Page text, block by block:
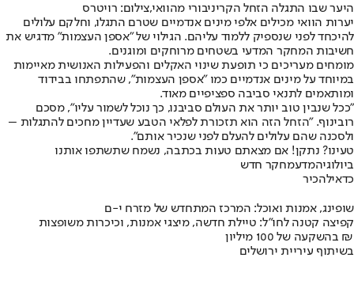
היער שבו התגלה הזחל הקריניבורי מהוואי,צילום: רויטרס
יערות הוואי מכילים אלפי מינים אנדמיים שטרם התגלו, וחלקם עלולים
להיכחד לפני שנספיק ללמוד עליהם. הגילוי של "אספן העצמות" מדגיש את
חשיבות המחקר המדעי בשטחים מרוחקים ומוגנים.
מומחים מעריכים כי תופעת שינוי האקלים והפעילות האנושית מאיימות
במיוחד על מינים אנדמיים כמו "אספן העצמות", שהתפתחו בבידוד
ומותאמים לתנאי סביבה ספציפיים מאוד.
"ככל שנבין טוב יותר את העולם סביבנו, כך נוכל לשמור עליו", מסכם
רובינוף. "הזחל הזה הוא תזכורת לפלאי הטבע שעדיין מחכים להתגלות –
ולסכנה שהם עלולים להעלם לפני שנכיר אותם".
טעינו? נתקן! אם מצאתם טעות בכתבה, נשמח שתשתפו אותנו
ביולוגיהמדעמחקר חדש
כדאילהכיר
שופינג, אמנות ואוכל: המרכז המתחדש של מזרח י-ם
קפיצה קטנה לחו"ל: טיילת חדשה, מיצגי אמנות, וכיכרות משופצות
בהשקעה של 100 מיליון ₪
בשיתוף עיריית ירושלים